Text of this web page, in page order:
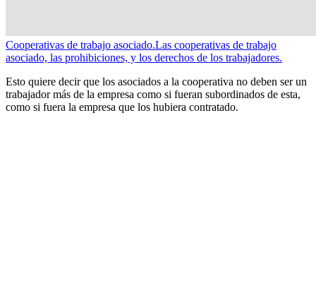
Cooperativas de trabajo asociado.Las cooperativas de trabajo
asociado, las prohibiciones, y los derechos de los trabajadores.
Esto quiere decir que los asociados a la cooperativa no deben ser un
trabajador más de la empresa como si fueran subordinados de esta,
como si fuera la empresa que los hubiera contratado.